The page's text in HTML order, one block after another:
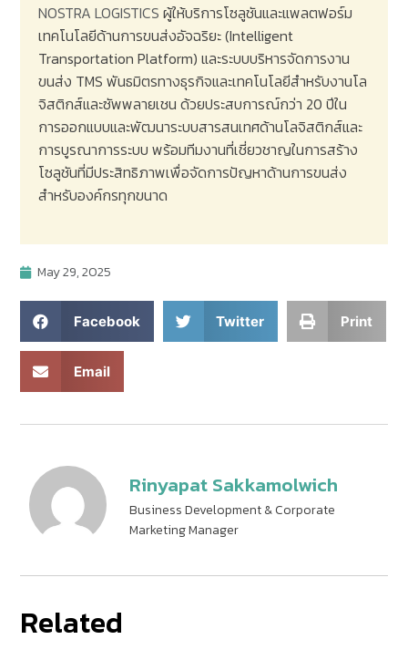
NOSTRA LOGISTICS ผู้ให้บริการโซลูชันและแพลตฟอร์ม
เทคโนโลยีด้านการขนส่งอัจฉริยะ(Intelligent
Transportation Platform)และระบบบริหารจัดการงาน
ขนส่ง TMSพันธมิตรทางธุรกิจและเทคโนโลยีสำหรับงานโล
จิสติกส์และซัพพลายเชน ด้วยประสบการณ์กว่า 20ปีใน
การออกแบบและพัฒนาระบบสารสนเทศด้านโลจิสติกส์และ
การบูรณาการระบบ พร้อมทีมงานที่เชี่ยวชาญในการสร้าง
โซลูชันที่มีประสิทธิภาพเพื่อจัดการปัญหาด้านการขนส่ง
สำหรับองค์กรทุกขนาด
May 29, 2025
Facebook Twitter Print
Email
Rinyapat Sakkamolwich
Business Development & Corporate
Marketing Manager
Related